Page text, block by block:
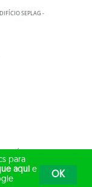
SEPLAG -
CEARÁ
para
aqui e
OK